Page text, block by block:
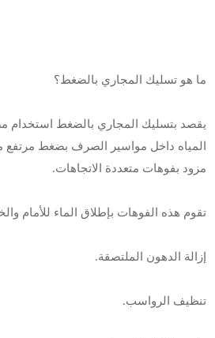
ما هو تسليك المجاري بالضغط؟
يقصد بتسليك المجاري بالضغط استخدام
المياه داخل مواسير الصرف بضغط
مزود بفوهات متعددة الاتجاهات.
تقوم هذه الفوهات بإطلاق الماء للأمام
إزالة الدهون الملتصقة.
تنظيف الرواسب.